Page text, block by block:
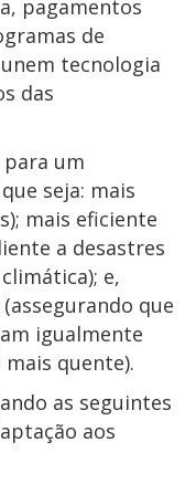
pagamentos
de
tecnologia
das
um
seja: mais
mais eficiente
a desastres
e,
que
igualmente
quente).
as seguintes
aos